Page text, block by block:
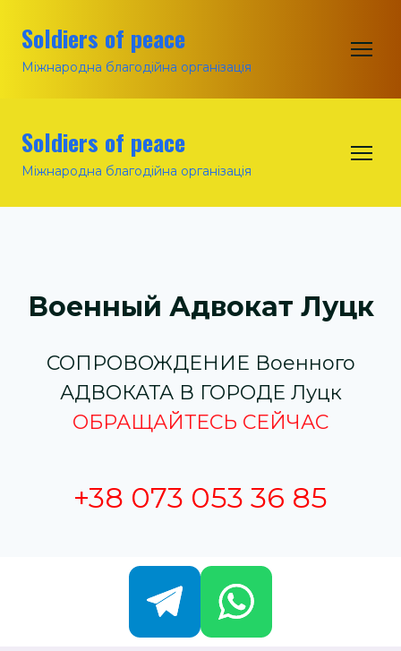
Soldiers of peace
Міжнародна благодійна організація
Soldiers of peace
Міжнародна благодійна організація
Военный Адвокат Луцк
СОПРОВОЖДЕНИЕ Военного
АДВОКАТА В ГОРОДЕ Луцк
ОБРАЩАЙТЕСЬ СЕЙЧАС
+38 073 053 36 85